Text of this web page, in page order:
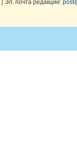
| Эл. почта редакции: